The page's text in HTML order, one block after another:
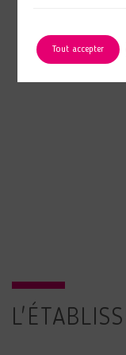
Tout accepter